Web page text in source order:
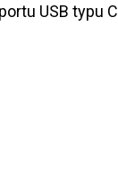
USB typu C